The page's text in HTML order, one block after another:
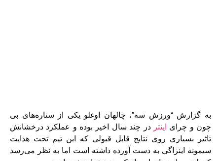
به گزارش “ورزش سه”، چالهان اوغلو یکی از ستاره‌های بی
چون و چرای
اینتر در چند سال اخیر بوده و عملکرد درخشانش
تاثیر بسیاری روی نتایج قابل قبولی که این تیم تحت هدایت
سیمونه اینزاگی به دست آورده داشته است اما به نظر می‌رسد